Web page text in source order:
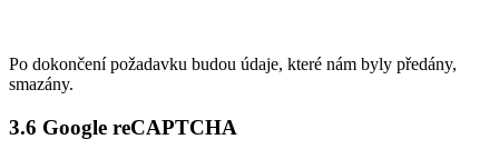
Po dokončení požadavku budou údaje, které nám byly předány,
smazány.
3.6 Google reCAPTCHA